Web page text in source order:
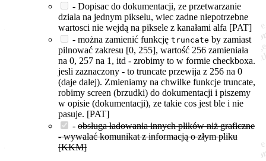
- Dopisac do dokumentacji, ze przetwarzanie
dziala na jednym pikselu, wiec zadne niepotrzebne
wartosci nie wejdą na piksele z kanałami alfa [PAT]
- można zamienić funkcję truncate by zamiast
pilnować zakresu [0, 255], wartość 256 zamieniała
na 0, 257 na 1, itd - zrobimy to w formie checkboxa.
jesli zaznaczony - to truncate przewija z 256 na 0
(daje dalej). Zmieniamy na chwilke funkcje truncate,
robimy screen (brzudki) do dokumentacji i piszemy
w opisie (dokumentacji), ze takie cos jest ble i nie
pasuje. [PAT]
- obsługa ładowania innych plików niż graficzne
- wywalać komunikat z informacją o złym pliku
[KKM]